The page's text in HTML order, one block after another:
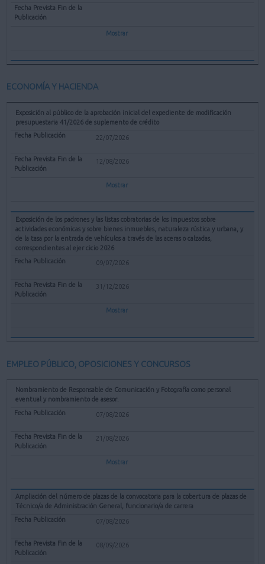
Mostrar
ECONOMÍA Y HACIENDA
Exposición al público de la aprobación inicial del expediente de modificación
presupuestaria 41/2026 de suplemento de crédito
22/07/2026
12/08/2026
Mostrar
Exposición de los padrones y las listas cobratorias de los impuestos sobre
actividades económicas y sobre bienes inmuebles, naturaleza rústica y urbana, y
de la tasa por la entrada de vehículos a través de las aceras o calzadas,
correspondientes al ejer cicio 2026
09/07/2026
31/12/2026
Mostrar
EMPLEO PÚBLICO, OPOSICIONES Y CONCURSOS
Nombramiento de Responsable de Comunicación y Fotografía como personal
eventual y nombramiento de asesor.
07/08/2026
21/08/2026
Mostrar
Ampliación del número de plazas de la convocatoria para la cobertura de plazas de
Técnico/a de Administración General, funcionario/a de carrera
07/08/2026
08/09/2026